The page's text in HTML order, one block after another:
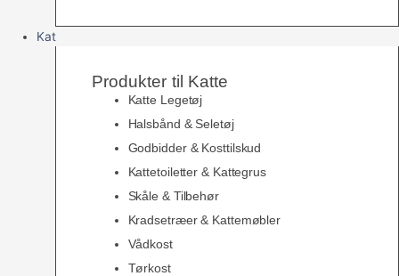
Kat
Produkter til Katte
Katte Legetøj
Halsbånd & Seletøj
Godbidder & Kosttilskud
Kattetoiletter & Kattegrus
Skåle & Tilbehør
Kradsetræer & Kattemøbler
Vådkost
Tørkost